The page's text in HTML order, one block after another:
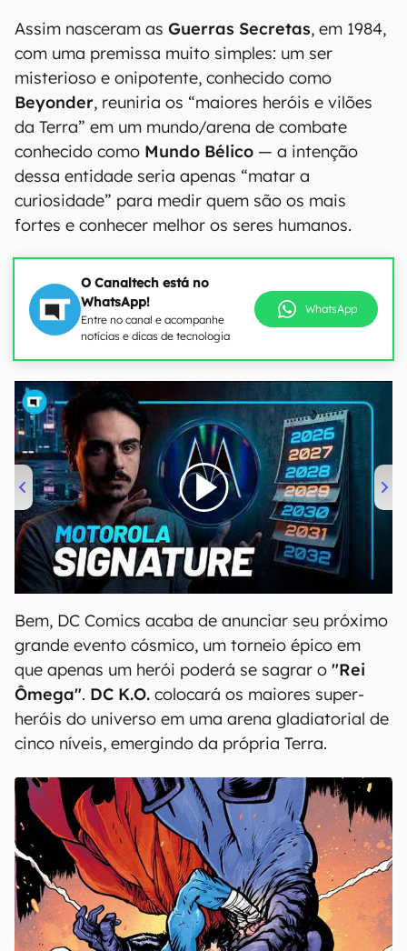
Assim nasceram as Guerras Secretas, em 1984,
com uma premissa muito simples: um ser
misterioso e onipotente, conhecido como
Beyonder, reuniria os “maiores heróis e vilões
da Terra” em um mundo/arena de combate
conhecido como Mundo Bélico — a intenção
dessa entidade seria apenas “matar a
curiosidade” para medir quem são os mais
fortes e conhecer melhor os seres humanos.
O Canaltech está no
WhatsApp!
Entre no canal e acompanhe
notícias e dicas de tecnologia
WhatsApp
00:00/20:46
Bem, DC Comics acaba de anunciar seu próximo
grande evento cósmico, um torneio épico em
que apenas um herói poderá se sagrar o "Rei
Ômega". DC K.O. colocará os maiores super-
heróis do universo em uma arena gladiatorial de
cinco níveis, emergindo da própria Terra.